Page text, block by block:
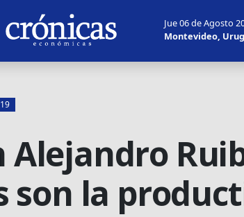
Jue 06 de Agosto
Montevideo,
Alejandro
son la